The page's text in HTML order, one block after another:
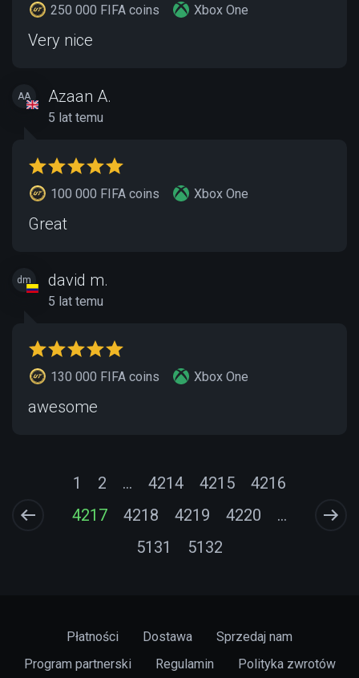
250 000 FIFA coins Xbox One
Very nice
AA Azaan A.
5 lat temu
100 000 FIFA coins Xbox One
Great
dm david m.
5 lat temu
130 000 FIFA coins Xbox One
awesome
1 2 ... 4214 4215
4216
4217
4218 4219 4220
...
5131
5132
Płatności Dostawa
Sprzedaj nam
Program partnerski
Regulamin Polityka zwrotów